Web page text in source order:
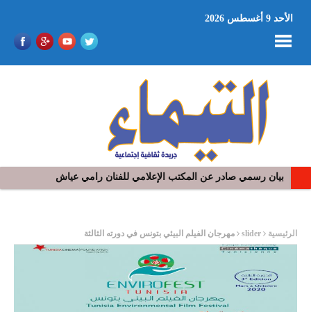
الأحد 9 أغسطس 2026
بيان رسمي صادر عن المكتب الإعلامي للفنان رامي عياش
الرئيسية slider مهرجان الفيلم البيئي بتونس في دورته الثالثة